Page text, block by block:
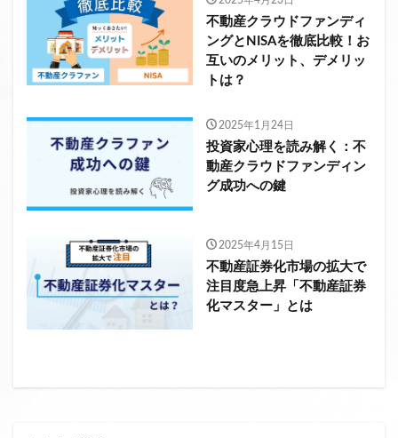
不動産クラウドファンディ
ングとNISAを徹底比較！お
互いのメリット、デメリッ
トは？
2025年1月24日
投資家心理を読み解く：不
動産クラウドファンディン
グ成功への鍵
2025年4月15日
不動産証券化市場の拡大で
注目度急上昇「不動産証券
化マスター」とは